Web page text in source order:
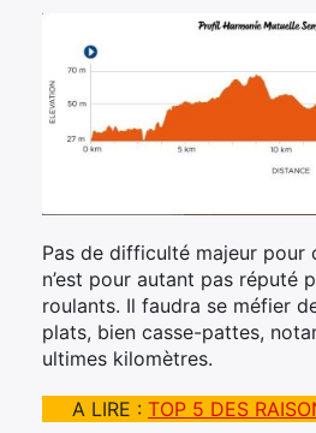
Pas de difficulté majeur pour
n’est pour autant pas réputé
roulants. Il faudra se méfier
plats, bien casse-pattes,
ultimes kilomètres.
A LIRE : TOP 5 DES